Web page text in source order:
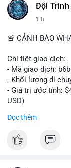
#binancesquare
#regulation
$btc $eth
#vlikevn #titanbot
📰 Nguồn:
Đội Trinh
1 h
🚨 CẢNH BÁO
Chi tiết giao dịch:
- Mã giao dịch:
- Khối lượng di
- Giá trị ước tính:
USD)
Cá voi chuyển 7
Đọc thêm